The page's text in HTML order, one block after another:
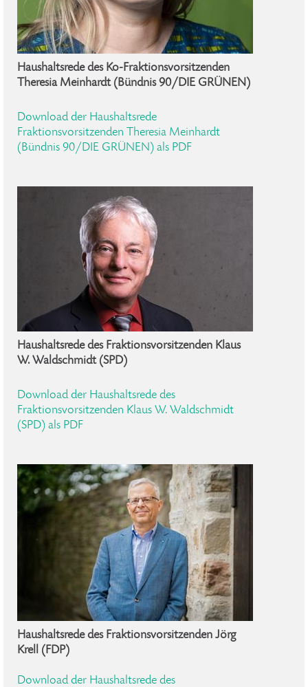
Haushaltsrede des Ko-Fraktionsvorsitzenden
Theresia Meinhardt (Bündnis 90/DIE GRÜNEN)
Download der Haushaltsrede
Fraktionsvorsitzenden Theresia Meinhardt
(Bündnis 90/DIE GRÜNEN) als PDF
Haushaltsrede des Fraktionsvorsitzenden Klaus
W. Waldschmidt (SPD)
Download der Haushaltsrede des
Fraktionsvorsitzenden Klaus W. Waldschmidt
(SPD) als PDF
Haushaltsrede des Fraktionsvorsitzenden Jörg
Krell (FDP)
Download der Haushaltsrede des